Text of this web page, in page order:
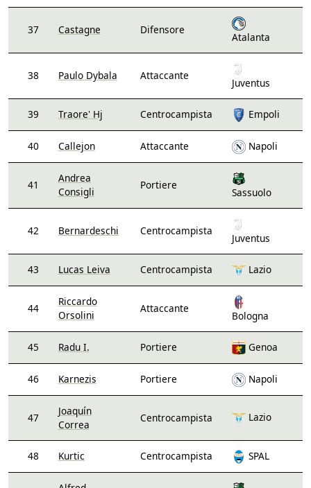
37 Castagne Difensore
Atalanta
38 Paulo Dybala Attaccante
Juventus
39 Traore' Hj Centrocampista Empoli
40 Callejon Attaccante Napoli
41
Andrea
Consigli
Portiere
Sassuolo
42 Bernardeschi Centrocampista
Juventus
43 Lucas Leiva Centrocampista Lazio
44
Riccardo
Orsolini
Attaccante
Bologna
45 Radu I. Portiere Genoa
46 Karnezis Portiere Napoli
47
Joaquín
Correa
Centrocampista Lazio
48 Kurtic Centrocampista SPAL